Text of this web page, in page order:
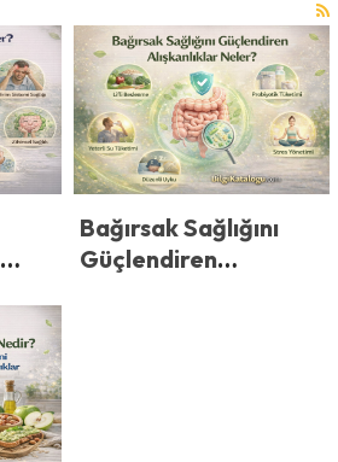
Bağırsak Sağlığını
Güçlendiren